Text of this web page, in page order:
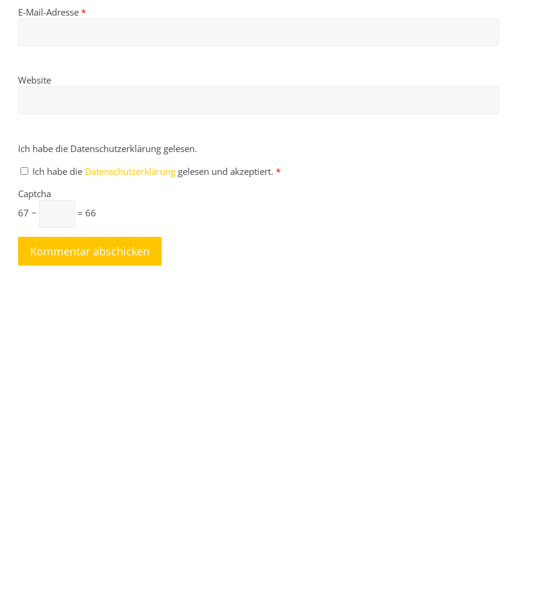
E-Mail-Adresse *
Website
Ich habe die Datenschutzerklärung gelesen.
Ich habe die Datenschutzerklärung gelesen und akzeptiert. *
Captcha
67 −
= 66